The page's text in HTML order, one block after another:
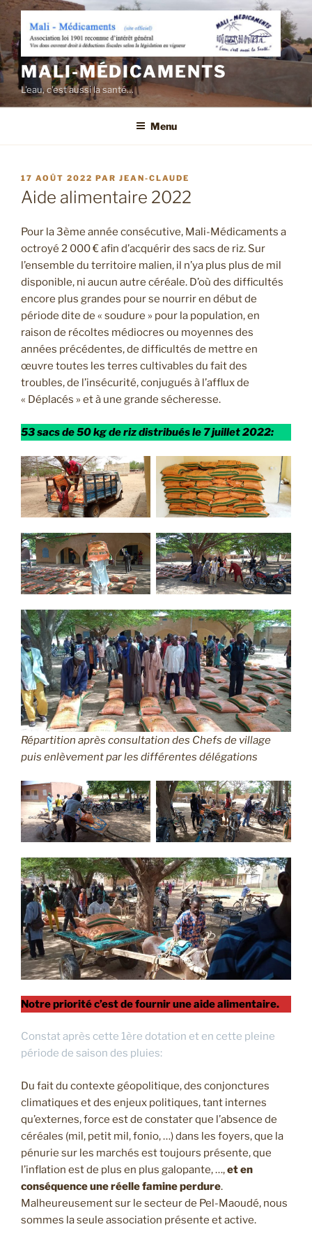
Aller
contenu
principal
MALI-MÉDICAMENTS
L'eau, c'est aussi la santé…
Menu
PUBLIÉ
LE
17 AOÛT 2022 PAR JEAN-CLAUDE
Aide alimentaire 2022
Pour la 3ème année consécutive, Mali-Médicaments a
octroyé 2 000 € afin d’acquérir des sacs de riz. Sur
l’ensemble du territoire malien, il n’ya plus plus de mil
disponible, ni aucun autre céréale. D’où des difficultés
encore plus grandes pour se nourrir en début de
période dite de « soudure » pour la population, en
raison de récoltes médiocres ou moyennes des
années précédentes, de difficultés de mettre en
œuvre toutes les terres cultivables du fait des
troubles, de l’insécurité, conjugués à l’afflux de
« Déplacés » et à une grande sécheresse.
53 sacs de 50 kg de riz distribués le 7 juillet 2022:
Répartition après consultation des Chefs de village
puis enlèvement par les différentes délégations
Notre priorité c’est de fournir une aide alimentaire.
Constat après cette 1ère dotation et en cette pleine
période de saison des pluies:
Du fait du contexte géopolitique, des conjonctures
climatiques et des enjeux politiques, tant internes
qu’externes, force est de constater que l’absence de
céréales (mil, petit mil, fonio, …) dans les foyers, que la
pénurie sur les marchés est toujours présente, que
l’inflation est de plus en plus galopante, …,et en
conséquence une réelle famine perdure.
Malheureusement sur le secteur de Pel-Maoudé, nous
sommes la seule association présente et active.